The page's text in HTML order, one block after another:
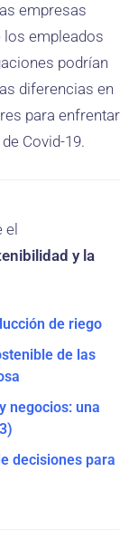
empresas
empleados
podrían
diferencias en
para enfrentar
Covid-19.
y la
de riego
de las
negocios: una
decisiones para